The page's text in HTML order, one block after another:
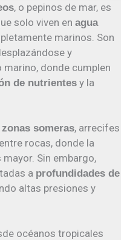
, o pepinos de mar, es
solo viven en agua
marinos. Son
y
donde cumplen
de nutrientes y la
zonas someras, arrecifes
rocas, donde la
Sin embargo,
a profundidades de
altas presiones y
océanos tropicales